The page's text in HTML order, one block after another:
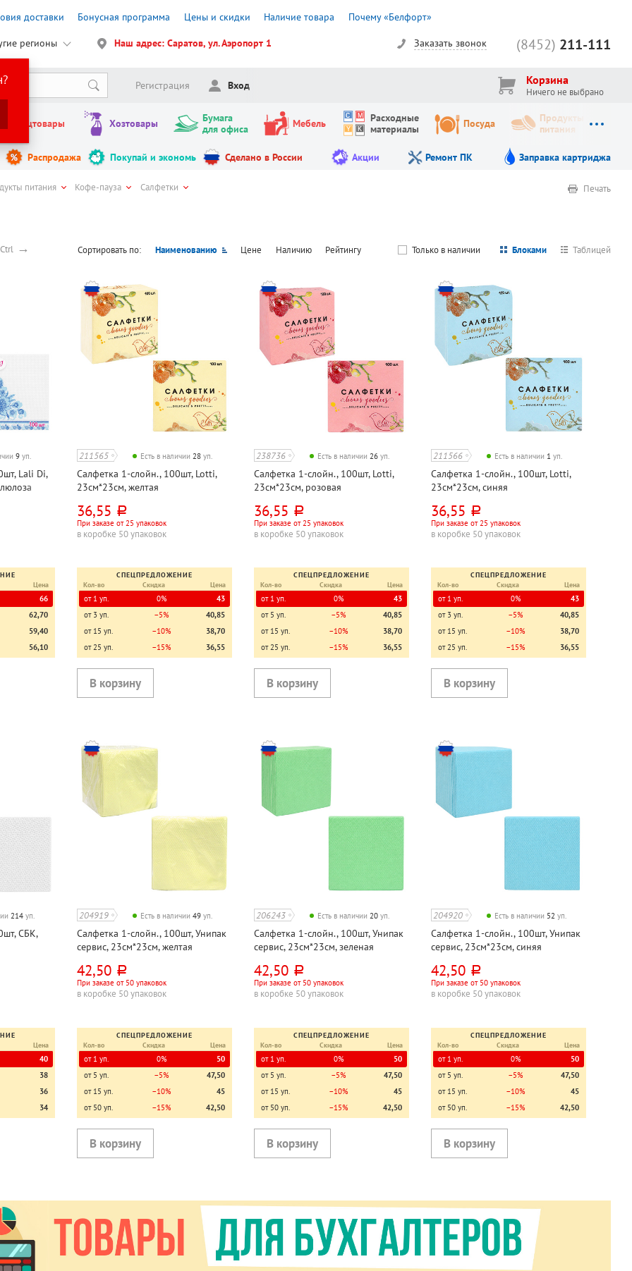
доставки Бонусная программа Цены и скидки Наличие товара Почему «Белфорт»
регионы Наш адрес: Саратов, ул. Аэропорт 1 (8452) 211-111
Заказать звонок
Регистрация Вход Корзина
Ничего не выбрано
Канцтовары Хозтовары
Бумага
для офиса
Мебель
Расходные
материалы
Посуда
Продукты
питания
Распродажа Покупай и экономь Сделано в России Акции Ремонт ПК Заправка картриджа
питания Кофе-пауза Салфетки Печать
Ctrl → Сортировать по: Наименованию Цене Наличию Рейтингу Только в наличии Блоками Таблицей
9 уп.
Lali Di,
Цена
66
62,70
59,40
56,10
211565 Есть в наличии 28 уп.
Салфетка 1-слойн., 100шт, Lotti,
23см*23см, желтая
36,55 руб.
При заказе от 25 упаковок
в коробке 50 упаковок
СПЕЦПРЕДЛОЖЕНИЕ
Кол-во
Скидка Цена
от 1 уп. 0%
43
от 3 уп.
−5%
40,85
от 15 уп.
−10%
38,70
от 25 уп.
−15% 36,55
238736 Есть в наличии 26 уп.
Салфетка 1-слойн., 100шт, Lotti,
23см*23см, розовая
36,55 руб.
При заказе от 25 упаковок
в коробке 50 упаковок
СПЕЦПРЕДЛОЖЕНИЕ
Кол-во
Скидка Цена
от 1 уп. 0%
43
от 5 уп.
−5%
40,85
от 15 уп.
−10%
38,70
от 25 уп.
−15% 36,55
211566 Есть в наличии 1 уп.
Салфетка 1-слойн., 100шт, Lotti,
23см*23см, синяя
36,55 руб.
При заказе от 25 упаковок
в коробке 50 упаковок
СПЕЦПРЕДЛОЖЕНИЕ
Кол-во
Скидка Цена
от 1 уп. 0%
43
от 3 уп.
−5%
40,85
от 15 уп.
−10%
38,70
от 25 уп.
−15% 36,55
214 уп.
СБК,
Цена
40
38
36
34
204919 Есть в наличии49 уп.
Салфетка 1-слойн., 100шт, Унипак
сервис, 23см*23см, желтая
42,50 руб.
При заказе от 50 упаковок
в коробке 50 упаковок
СПЕЦПРЕДЛОЖЕНИЕ
Кол-во
Скидка Цена
от 1 уп. 0%
50
от 5 уп.
−5%
47,50
от 15 уп.
−10%
45
от 50 уп.
−15% 42,50
206243 Есть в наличии20 уп.
Салфетка 1-слойн., 100шт, Унипак
сервис, 23см*23см, зеленая
42,50 руб.
При заказе от 50 упаковок
в коробке 50 упаковок
СПЕЦПРЕДЛОЖЕНИЕ
Кол-во
Скидка Цена
от 1 уп. 0%
50
от 5 уп.
−5%
47,50
от 15 уп.
−10%
45
от 50 уп.
−15% 42,50
204920 Есть в наличии 52 уп.
Салфетка 1-слойн., 100шт, Унипак
сервис, 23см*23см, синяя
42,50 руб.
При заказе от 50 упаковок
в коробке 50 упаковок
СПЕЦПРЕДЛОЖЕНИЕ
Кол-во
Скидка Цена
от 1 уп. 0%
50
от 5 уп.
−5%
47,50
от 15 уп.
−10%
45
от 50 уп.
−15% 42,50